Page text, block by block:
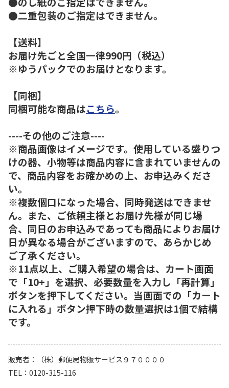
●二重包装のご指定はできません。
【送料】
お届け先ごと全国一律990円（税込）
※ゆうパックでのお届けとなります。
【同梱】
同梱可能な商品はこちら。
----その他のご注意----
※商品画像はイメージです。使用している盛りつ
けの器、小物等は商品内容に含まれていませんの
で、商品内容をお確かめの上、お申込みくださ
い。
※複数個口になった場合、同時発送はできませ
ん。また、ご依頼主様とお届け先様が同じ場
合、同日のお申込みであっても商品によりお届け
日が異なる場合がございますので、あらかじめ
ご了承ください。
※11点以上、ご購入希望の場合は、カート画面
で「10+」を選択、必要数量を入力し「再計算」
ボタンを押下してください。当画面での「カート
に入れる」ボタン押下時の数量選択は1個で結構
です。
販売者
（株）郵便局物販サービス９７００００
TEL
0120-315-116